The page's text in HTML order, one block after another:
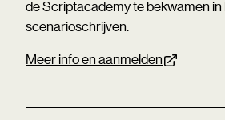
de Scriptacademy te bekwamen in
scenarioschrijven.
Meer info en aanmelden